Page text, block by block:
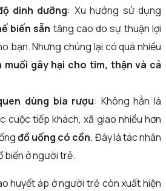
dinh dưỡng: Xu hướng sử dụng
biến sẵn tăng cao do sự thuận lợi
bạn. Nhưng chúng lại có quá nhiều
muối gây hại cho tim, thận và cả
dùng bia rượu: Không hẳn là
cuộc tiếp khách, xã giao nhiều hơn
đồ uống có cồn. Đây là tác nhân
biến ở người trẻ.
huyết áp ở người trẻ còn xuất hiện